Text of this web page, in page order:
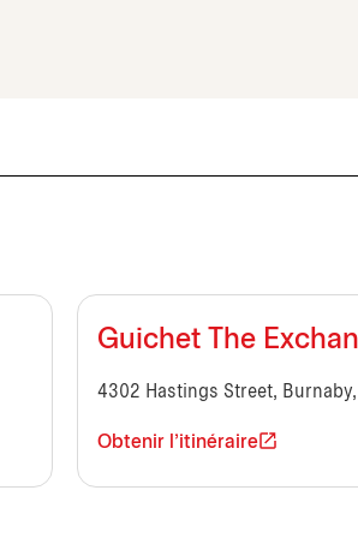
Guichet The
4302 Hastings Street,
Obtenir l'itinéraire